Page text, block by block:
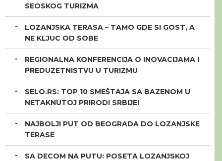
SEOSKOG TURIZMA
LOZANJSKA TERASA – TAMO GDE SI GOST, A
NE KLJUC OD SOBE
REGIONALNA KONFERENCIJA O INOVACIJAMA I
PREDUZETNISTVU U TURIZMU
SELO.RS: TOP 10 SMEŠTAJA SA BAZENOM U
NETAKNUTOJ PRIRODI SRBIJE!
NAJBOLJI PUT OD BEOGRADA DO LOZANJSKE
TERASE
SA DECOM NA PUTU: POSETA LOZANJSKOJ